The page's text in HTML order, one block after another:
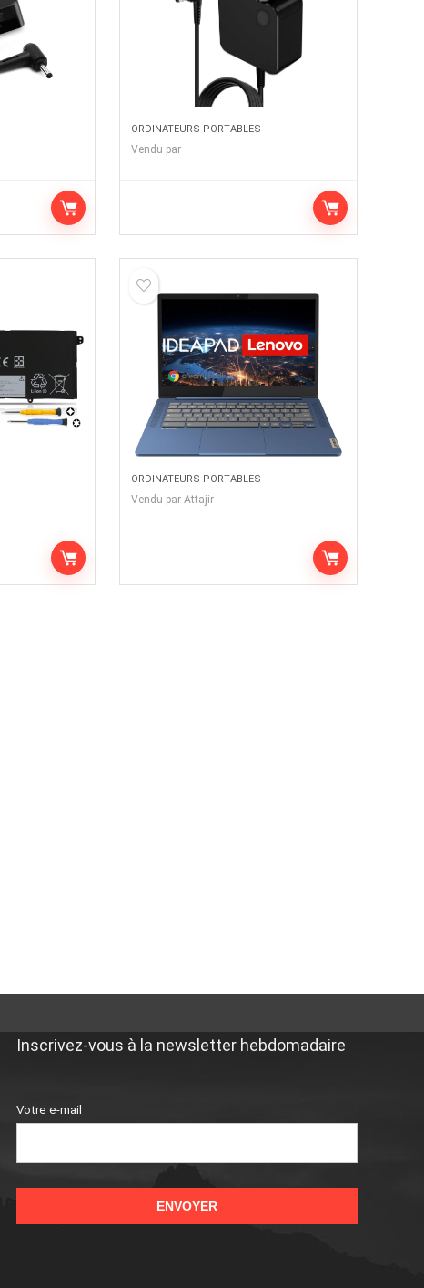
ORDINATEURS PORTABLES
Vendu par
ORDINATEURS PORTABLES
Vendu par Attajir
Inscrivez-vous à la newsletter hebdomadaire
Votre e-mail